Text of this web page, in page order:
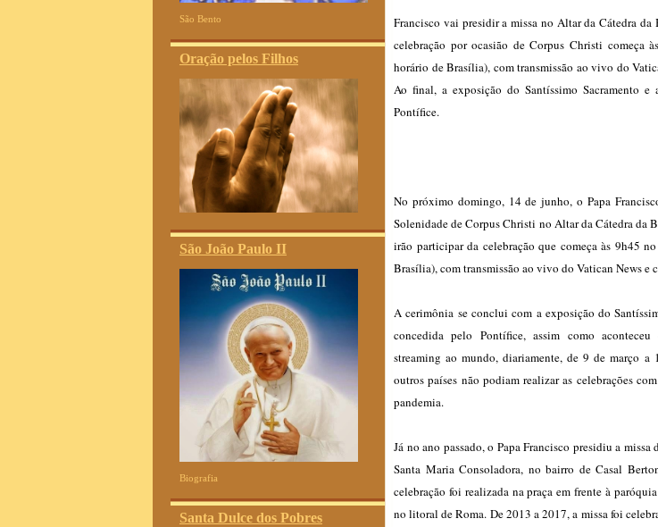
São Bento
Oração pelos Filhos
São João Paulo II
Biografia
Santa Dulce dos Pobres
Francisco vai presidir a missa no Altar da Cátedra
celebração por ocasião de Corpus Christi começa
horário de Brasília), com transmissão ao vivo do
Ao final, a exposição do Santíssimo Sacramento e
Pontífice.
No próximo domingo, 14 de junho, o Papa
Solenidade de Corpus Christi no Altar da Cátedra da
irão participar da celebração que começa às 9h45
Brasília), com transmissão ao vivo do Vatican News e
A cerimônia se conclui com a exposição do
concedida pelo Pontífice, assim como
streaming ao mundo, diariamente, de 9 de março
outros países não podiam realizar as celebrações
pandemia.
Já no ano passado, o Papa Francisco presidiu a
Santa Maria Consoladora, no bairro de Casal
celebração foi realizada na praça em frente à
no litoral de Roma. De 2013 a 2017, a missa foi